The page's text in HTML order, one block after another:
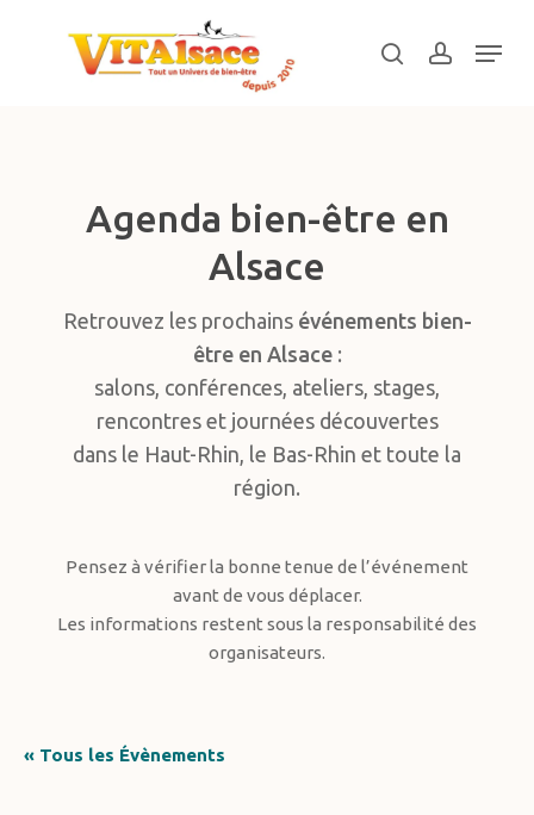
searchaccount
Menu
Agenda bien-être en
Alsace
Retrouvez les prochains événements bien-
être en Alsace:
salons, conférences, ateliers, stages,
rencontres et journées découvertes
dans le Haut-Rhin, le Bas-Rhin et toute la
région.
Pensez à vérifier la bonne tenue de l’événement
avant de vous déplacer.
Les informations restent sous la responsabilité des
organisateurs.
« Tous les Évènements